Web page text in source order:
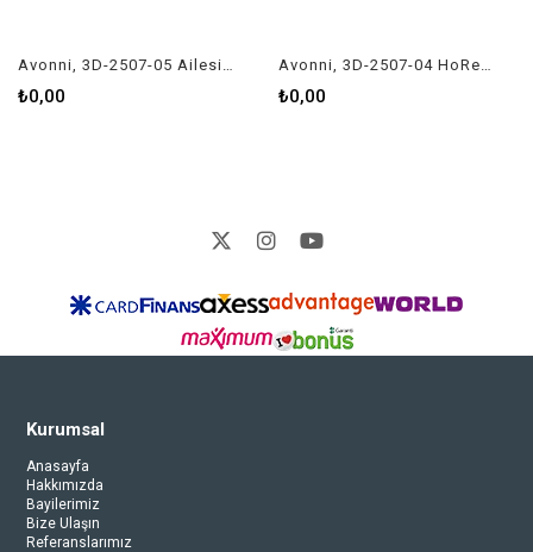
Avonni, 3D-2507-05 Ailesi Cafe, Bar, Restoran Sarkıt Avizeleri
₺0,00
Avonni, 3D-2507-04 HoReCa Sarkıt Avize
₺0,00
Kurumsal
Anasayfa
Hakkımızda
Bayilerimiz
Bize Ulaşın
Referanslarımız